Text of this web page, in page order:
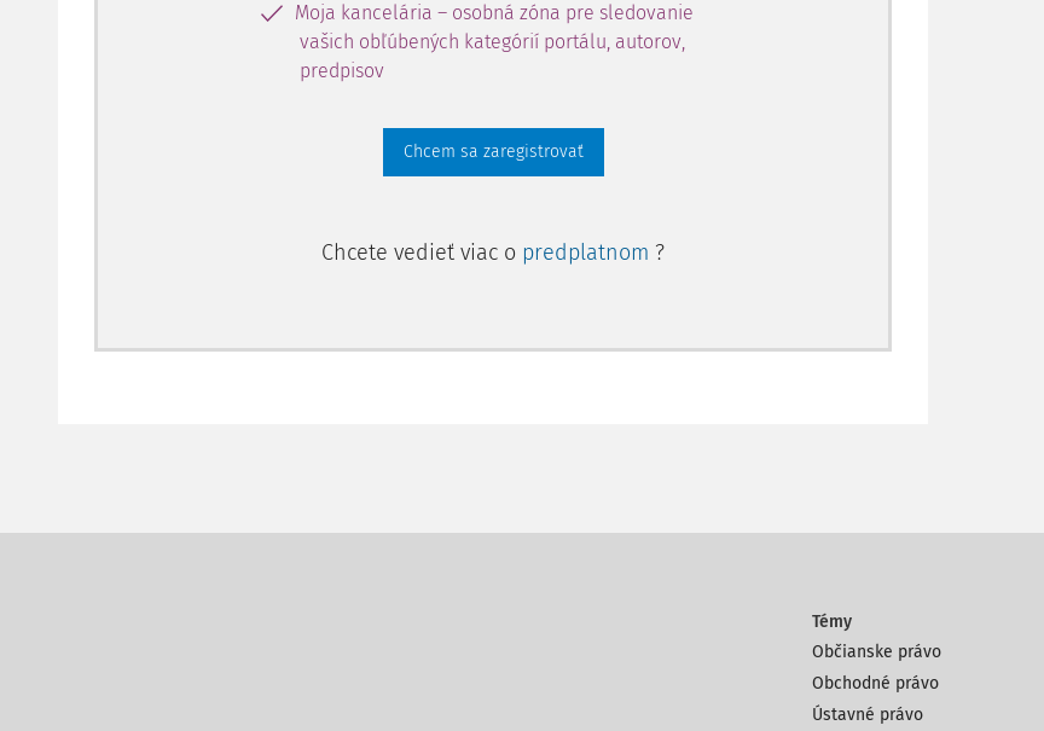
Moja kancelária – osobná zóna pre sledovanie
vašich obľúbených kategórií portálu, autorov,
predpisov
Chcem sa zaregistrovať
Chcete vedieť viac o predplatnom ?
Témy
Občianske právo
Obchodné právo
Ústavné právo